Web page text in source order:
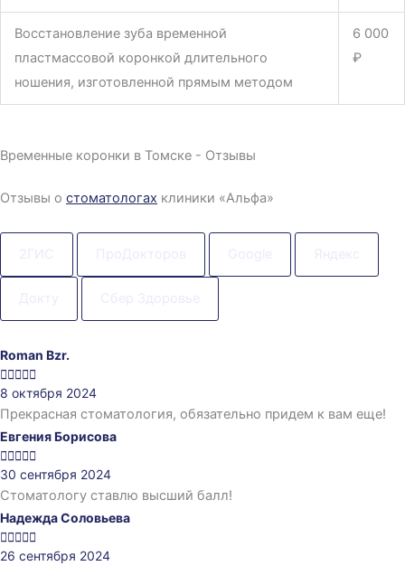
Восстановление зуба временной
пластмассовой коронкой длительного
ношения, изготовленной прямым методом
6 000
₽
Временные коронки в Томске - Отзывы
Отзывы о стоматологах клиники «Альфа»
Roman Bzr.

8 октября 2024
Прекрасная стоматология, обязательно придем к вам еще!
Евгения Борисова

30 сентября 2024
Стоматологу ставлю высший балл!
Надежда Соловьева

26 сентября 2024